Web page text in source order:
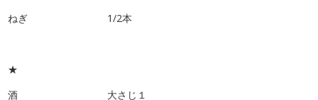
ねぎ 1/2本
★
酒 大さじ１